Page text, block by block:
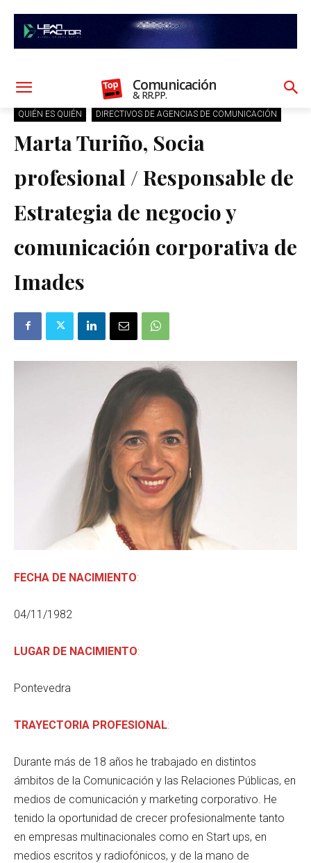
Comunicación
& RR.PP.
QUIÉN ES QUIÉN DIRECTIVOS DE AGENCIAS DE COMUNICACIÓN
Marta Turiño, Socia
profesional / Responsable de
Estrategia de negocio y
comunicación corporativa de
Imades
FECHA DE NACIMIENTO:
04/11/1982
LUGAR DE NACIMIENTO:
Pontevedra
TRAYECTORIA PROFESIONAL:
Durante más de 18 años he trabajado en distintos
ámbitos de la Comunicación y las Relaciones Públicas, en
medios de comunicación y marketing corporativo. He
tenido la oportunidad de crecer profesionalmente tanto
en empresas multinacionales como en Start ups, en
medios escritos y radiofónicos, y de la mano de